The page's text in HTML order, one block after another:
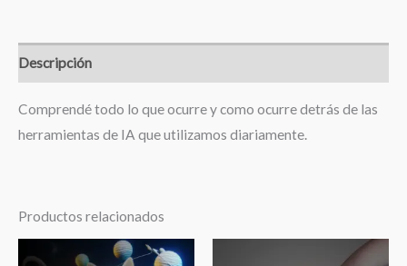
Descripción
Comprendé todo lo que ocurre y como ocurre detrás de las
herramientas de IA que utilizamos diariamente.
Productos relacionados